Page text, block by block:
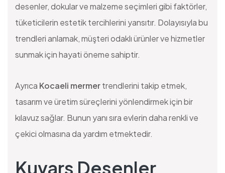
desenler, dokular ve malzeme seçimleri gibi faktörler,
tüketicilerin estetik tercihlerini yansıtır. Dolayısıyla bu
trendleri anlamak, müşteri odaklı ürünler ve hizmetler
sunmak için hayati öneme sahiptir.
Ayrıca Kocaeli mermertrendlerini takip etmek,
tasarım ve üretim süreçlerini yönlendirmek için bir
kılavuz sağlar. Bunun yanı sıra evlerin daha renkli ve
çekici olmasına da yardım etmektedir.
Kuvars Desenler